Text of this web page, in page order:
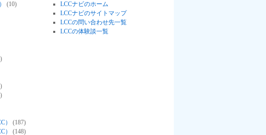
(10)
）
(187)
）
(148)
LCCナビのホーム
LCCナビのサイトマップ
LCCの問い合わせ先一覧
LCCの体験談一覧